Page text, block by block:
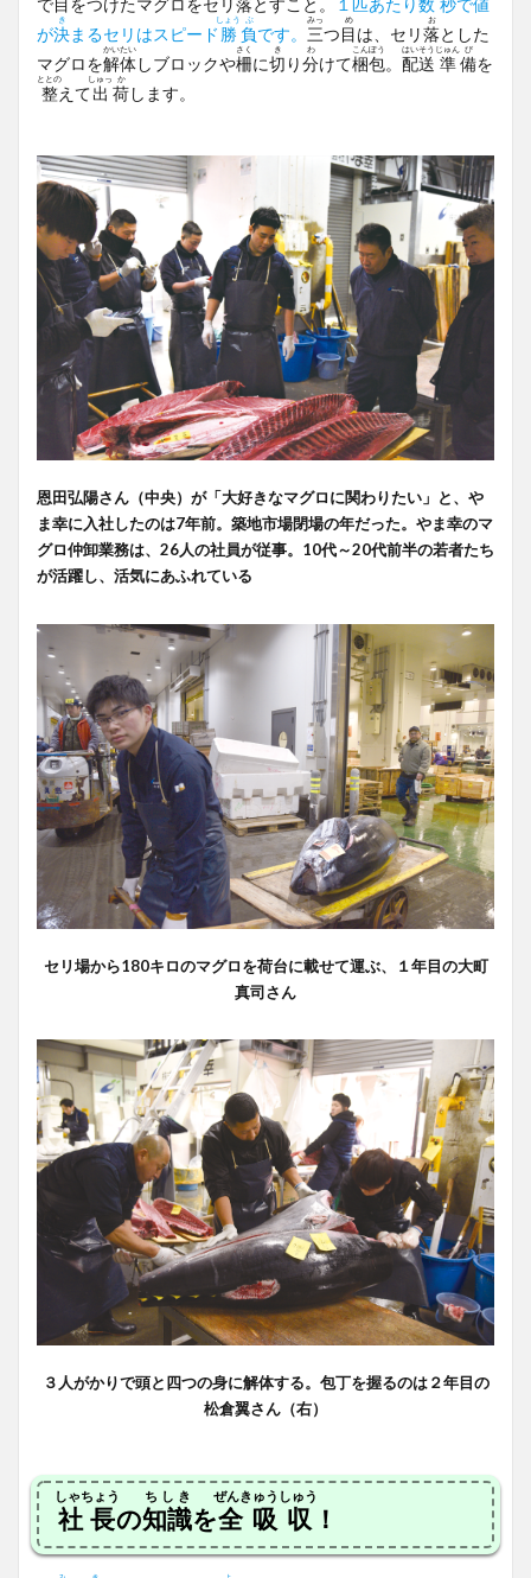
が決
き
まるセリはスピード 勝
しょう
負
ぶ
です。 三
みっ
つ目
め
は、セリ落
お
とした
マグロを解
かい
体
たい
しブロックや柵
さく
に切
き
り分
わ
けて梱
こん
包
ぽう
。 配
はい
送
そう
準
じゅん
備
び
を
整
ととの
えて出
しゅっ
荷
か
します。
恩田弘陽さん（中央）が「大好きなマグロに関わりたい」と、や
ま幸に入社したのは7年前。築地市場閉場の年だった。やま幸のマ
グロ仲卸業務は、26人の社員が従事。10代～20代前半の若者たち
が活躍し、活気にあふれている
セリ場から180キロのマグロを荷台に載せて運ぶ、１年目の大町
真司さん
３人がかりで頭と四つの身に解体する。包丁を握るのは２年目の
松倉翼さん（右）
社長
しゃちょう
の知識
ちしき
を全吸収
ぜんきゅうしゅう
！